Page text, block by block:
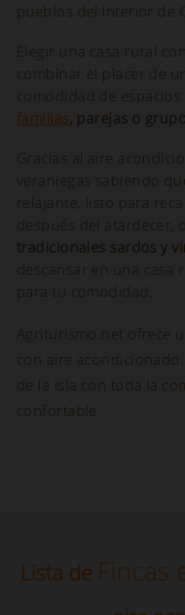
pueblos del interior de
Elegir una casa rural
combinar el placer de
comodidad de
familias, parejas o
Gracias al aire
veraniegas sabiendo
relajante, listo para
después del atardecer,
tradicionales sardos y
descansar en una casa
para tu comodidad.
Agriturismo.net ofrece
con aire
de la isla con toda la
confortable.
Lista de Fincas